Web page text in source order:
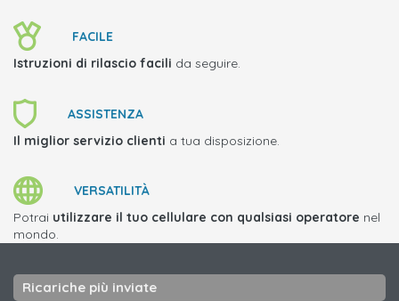
FACILE
Istruzioni di rilascio facili da seguire.
ASSISTENZA
Il miglior servizio clienti a tua disposizione.
VERSATILITÀ
Potrai utilizzare il tuo cellulare con qualsiasi operatore nel
mondo.
Ricariche più inviate